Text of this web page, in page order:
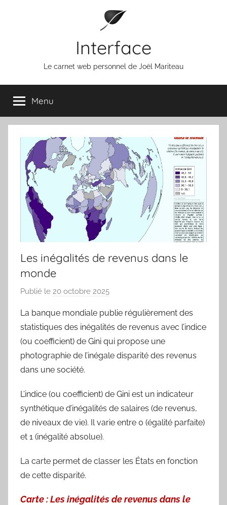
Interface
Le carnet web personnel de Joël Mariteau
Menu
Les inégalités de revenus dans le
monde
Publié le 20 octobre 2025
r
j
m
a
t
e
a
La banque mondiale publie régulièrement des
statistiques des inégalités de revenus avec l’indice
(ou coefficient) de Gini qui propose une
photographie de l’inégale disparité des revenus
dans une société.
L’indice (ou coefficient) de Gini est un indicateur
synthétique d’inégalités de salaires (de revenus,
de niveaux de vie). Il varie entre 0 (égalité parfaite)
et 1 (inégalité absolue).
La carte permet de classer les États en fonction
de cette disparité.
Carte : Les inégalités de revenus dans le